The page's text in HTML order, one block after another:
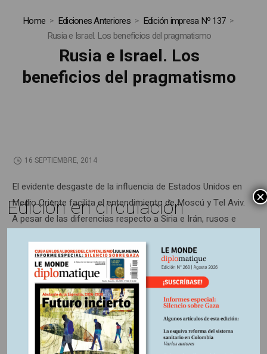
Home Ediciones Anteriores
Edición impresa Nº 137
Rusia e Israel. Los beneficios del pragmatismo
Rusia e Israel. Los
beneficios del pragmatismo
16 SEPTIEMBRE, 2014
El evidente desgaste de la influencia de Estados Unidos en
Medio Oriente facilita el entendimiento de Moscú y Tel Aviv.
A pesar de las diferencias respecto a Siria e Irán, rusos e
diplomáticas y militares
Información adicional
Edición en circulación ×